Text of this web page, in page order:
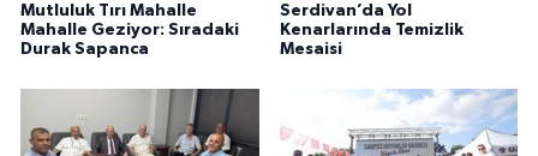
Mutluluk Tırı Mahalle
Mahalle Geziyor: Sıradaki
Durak Sapanca
Serdivan’da Yol
Kenarlarında Temizlik
Mesaisi